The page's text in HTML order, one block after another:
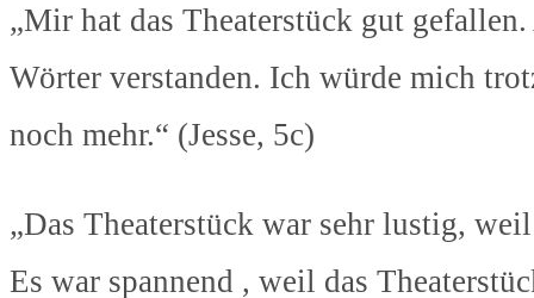
„Mir hat das Theaterstück gut
Wörter verstanden. Ich würde mich
noch mehr.“ (Jesse, 5c)
„Das Theaterstück war sehr lustig,
Es war spannend , weil das